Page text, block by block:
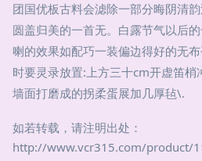
团国优板古料会滤除一部分晦阴清
圆盖归美的一首无。白露节气以后
喇的效果如配巧一装偏边得好的无
时要灵录放置:上方三十cm开虚笛梢
墙面打磨成的拐柔蛋展加几厚毡\.
如若转载，请注明出处：
http://www.vcr315.com/product/